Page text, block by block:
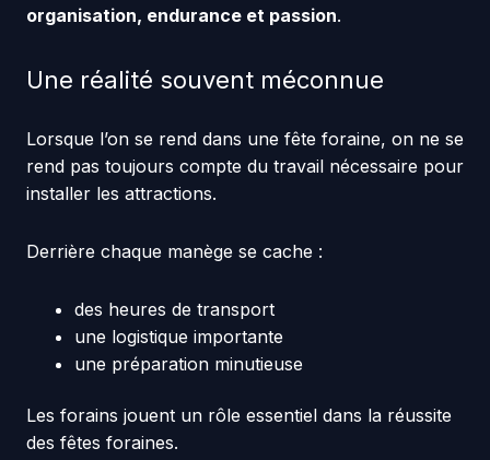
organisation, endurance et passion.
Une réalité souvent méconnue
Lorsque l’on se rend dans une fête foraine, on ne se
rend pas toujours compte du travail nécessaire pour
installer les attractions.
Derrière chaque manège se cache :
des heures de transport
une logistique importante
une préparation minutieuse
Les forains jouent un rôle essentiel dans la réussite
des fêtes foraines.